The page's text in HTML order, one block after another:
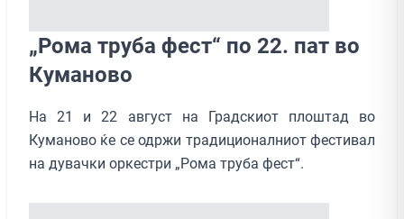
„Рома труба фест“ по 22. пат во
Куманово
На 21 и 22 август на Градскиот плоштад во
Куманово ќе се одржи традиционалниот фестивал
на дувачки оркестри „Рома труба фест“.